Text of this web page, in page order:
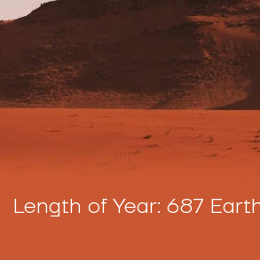
687 Earth days